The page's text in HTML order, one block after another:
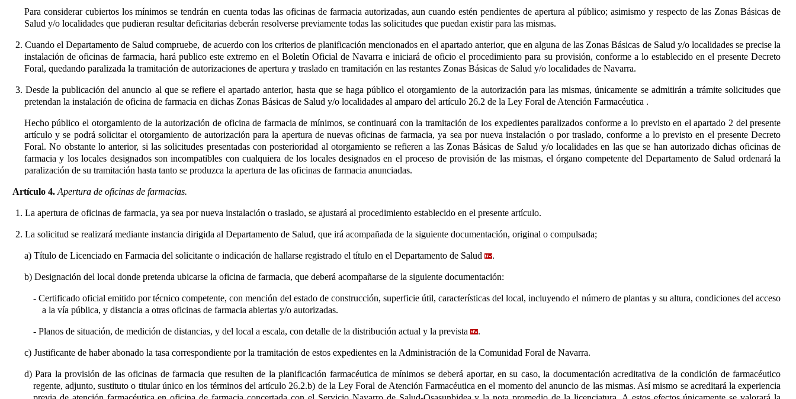
Para considerar cubiertos los mínimos se tendrán en cuenta todas las oficinas de farmacia autorizadas, aun cuando estén pendientes de apertura al público; asimismo y respecto de las Zonas Básicas de
Salud y/o localidades que pudieran resultar deficitarias deberán resolverse previamente todas las solicitudes que puedan existir para las mismas.
2. Cuando el Departamento de Salud compruebe, de acuerdo con los criterios de planificación mencionados en el apartado anterior, que en alguna de las Zonas Básicas de Salud y/o localidades se precise la
instalación de oficinas de farmacia, hará publico este extremo en el Boletín Oficial de Navarra e iniciará de oficio el procedimiento para su provisión, conforme a lo establecido en el presente Decreto
Foral, quedando paralizada la tramitación de autorizaciones de apertura y traslado en tramitación en las restantes Zonas Básicas de Salud y/o localidades de Navarra.
3. Desde la publicación del anuncio al que se refiere el apartado anterior, hasta que se haga público el otorgamiento de la autorización para las mismas, únicamente se admitirán a trámite solicitudes que
pretendan la instalación de oficina de farmacia en dichas Zonas Básicas de Salud y/o localidades al amparo del artículo 26.2 de la Ley Foral de Atención Farmacéutica .
Hecho público el otorgamiento de la autorización de oficina de farmacia de mínimos, se continuará con la tramitación de los expedientes paralizados conforme a lo previsto en el apartado 2 del presente
artículo y se podrá solicitar el otorgamiento de autorización para la apertura de nuevas oficinas de farmacia, ya sea por nueva instalación o por traslado, conforme a lo previsto en el presente Decreto
Foral. No obstante lo anterior, si las solicitudes presentadas con posterioridad al otorgamiento se refieren a las Zonas Básicas de Salud y/o localidades en las que se han autorizado dichas oficinas de
farmacia y los locales designados son incompatibles con cualquiera de los locales designados en el proceso de provisión de las mismas, el órgano competente del Departamento de Salud ordenará la
paralización de su tramitación hasta tanto se produzca la apertura de las oficinas de farmacia anunciadas.
Artículo 4. Apertura de oficinas de farmacias.
1. La apertura de oficinas de farmacia, ya sea por nueva instalación o traslado, se ajustará al procedimiento establecido en el presente artículo.
2. La solicitud se realizará mediante instancia dirigida al Departamento de Salud, que irá acompañada de la siguiente documentación, original o compulsada;
a) Título de Licenciado en Farmacia del solicitante o indicación de hallarse registrado el título en el Departamento de Salud .
b) Designación del local donde pretenda ubicarse la oficina de farmacia, que deberá acompañarse de la siguiente documentación:
- Certificado oficial emitido por técnico competente, con mención del estado de construcción, superficie útil, características del local, incluyendo el número de plantas y su altura, condiciones del acceso
a la vía pública, y distancia a otras oficinas de farmacia abiertas y/o autorizadas.
- Planos de situación, de medición de distancias, y del local a escala, con detalle de la distribución actual y la prevista .
c) Justificante de haber abonado la tasa correspondiente por la tramitación de estos expedientes en la Administración de la Comunidad Foral de Navarra.
d) Para la provisión de las oficinas de farmacia que resulten de la planificación farmacéutica de mínimos se deberá aportar, en su caso, la documentación acreditativa de la condición de farmacéutico
regente, adjunto, sustituto o titular único en los términos del artículo 26.2.b) de la Ley Foral de Atención Farmacéuticaen el momento del anuncio de las mismas. Así mismo se acreditará la experiencia